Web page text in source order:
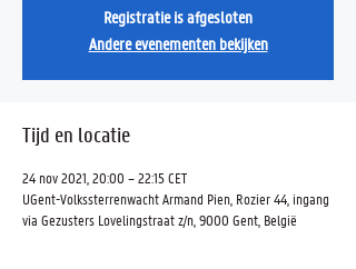
Registratie is afgesloten
Andere evenementen bekijken
Tijd en locatie
24 nov 2021, 20:00 – 22:15 CET
UGent-Volkssterrenwacht Armand Pien, Rozier 44, ingang
via Gezusters Lovelingstraat z/n, 9000 Gent, België